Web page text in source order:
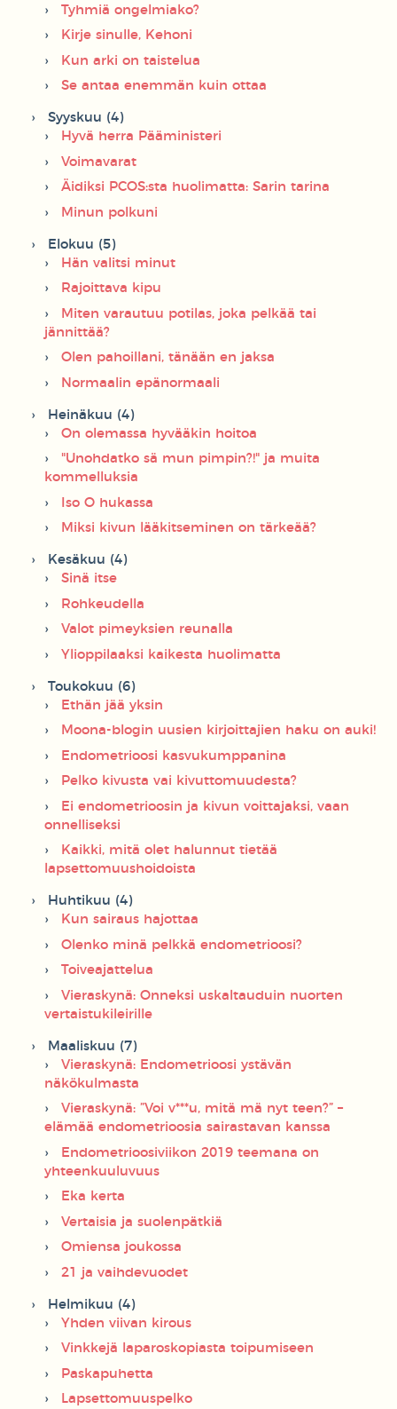
Tyhmiä ongelmiako?
Kirje sinulle, Kehoni
Kun arki on taistelua
Se antaa enemmän kuin ottaa
Syyskuu (4)
Hyvä herra Pääministeri
Voimavarat
Äidiksi PCOS:sta huolimatta: Sarin tarina
Minun polkuni
Elokuu (5)
Hän valitsi minut
Rajoittava kipu
Miten varautuu potilas, joka pelkää tai
jännittää?
Olen pahoillani, tänään en jaksa
Normaalin epänormaali
Heinäkuu (4)
On olemassa hyvääkin hoitoa
"Unohdatko sä mun pimpin?!" ja muita
kommelluksia
Iso O hukassa
Miksi kivun lääkitseminen on tärkeää?
Kesäkuu (4)
Sinä itse
Rohkeudella
Valot pimeyksien reunalla
Ylioppilaaksi kaikesta huolimatta
Toukokuu (6)
Ethän jää yksin
Moona-blogin uusien kirjoittajien haku on auki!
Endometrioosi kasvukumppanina
Pelko kivusta vai kivuttomuudesta?
Ei endometrioosin ja kivun voittajaksi, vaan
onnelliseksi
Kaikki, mitä olet halunnut tietää
lapsettomuushoidoista
Huhtikuu (4)
Kun sairaus hajottaa
Olenko minä pelkkä endometrioosi?
Toiveajattelua
Vieraskynä: Onneksi uskaltauduin nuorten
vertaistukileirille
Maaliskuu (7)
Vieraskynä: Endometrioosi ystävän
näkökulmasta
Vieraskynä: ”Voi v***u, mitä mä nyt teen?” –
elämää endometrioosia sairastavan kanssa
Endometrioosiviikon 2019 teemana on
yhteenkuuluvuus
Eka kerta
Vertaisia ja suolenpätkiä
Omiensa joukossa
21 ja vaihdevuodet
Helmikuu (4)
Yhden viivan kirous
Vinkkejä laparoskopiasta toipumiseen
Paskapuhetta
Lapsettomuuspelko